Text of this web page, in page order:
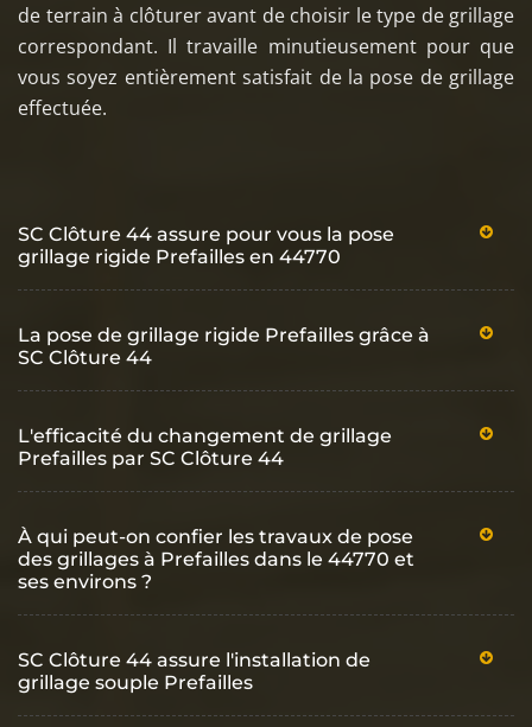
de terrain à clôturer avant de choisir le type de grillage
correspondant. Il travaille minutieusement pour que
vous soyez entièrement satisfait de la pose de grillage
effectuée.
SC Clôture 44 assure pour vous la pose
grillage rigide Prefailles en 44770
La pose de grillage rigide Prefailles grâce à
SC Clôture 44
L'efficacité du changement de grillage
Prefailles par SC Clôture 44
À qui peut-on confier les travaux de pose
des grillages à Prefailles dans le 44770 et
ses environs ?
SC Clôture 44 assure l'installation de
grillage souple Prefailles